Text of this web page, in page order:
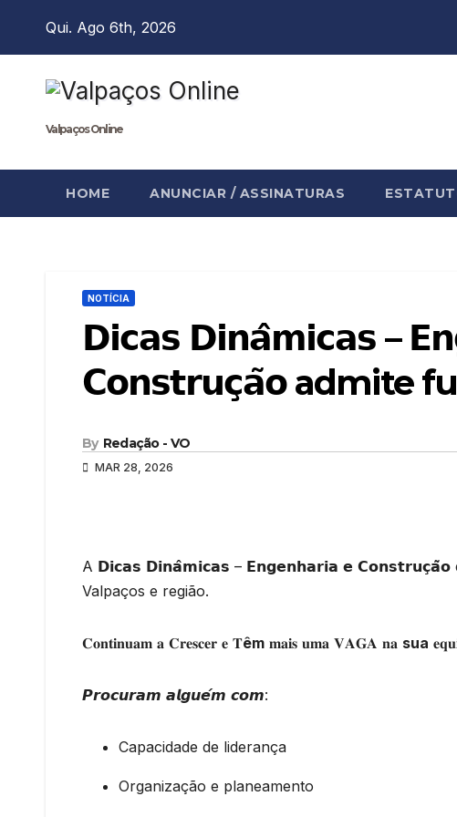
Qui. Ago 6th, 2026
Valpaços Online
HOME ANUNCIAR / ASSINATURAS
NOTÍCIA
𝗗𝗶𝗰𝗮𝘀 𝗗𝗶𝗻𝗮̂𝗺𝗶𝗰𝗮𝘀 –
𝗖𝗼𝗻𝘀𝘁𝗿𝘂𝗰̧𝗮̃𝗼 admite
By Redação - VO
MAR 28, 2026
A 𝗗𝗶𝗰𝗮𝘀 𝗗𝗶𝗻𝗮̂𝗺𝗶𝗰𝗮𝘀 – 𝗘𝗻𝗴𝗲𝗻𝗵𝗮𝗿𝗶𝗮 𝗲 𝗖𝗼𝗻𝘀𝘁𝗿𝘂𝗰̧𝗮̃𝗼
Valpaços e região.
𝐂𝐨𝐧𝐭𝐢𝐧𝐮𝐚𝐦 𝐚 𝐂𝐫𝐞𝐬𝐜𝐞𝐫 𝐞 𝐓êm 𝐦𝐚𝐢𝐬 𝐮𝐦𝐚 𝐕𝐀𝐆𝐀 𝐧𝐚 sua
𝙋𝙧𝙤𝙘𝙪𝙧𝙖𝙢 𝙖𝙡𝙜𝙪𝙚́𝙢 𝙘𝙤𝙢:
Capacidade de liderança
Organização e planeamento